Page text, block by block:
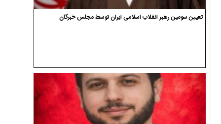
تعیین سومین رهبر انقلاب اسلامی ایران توسط مجلس خبرگان